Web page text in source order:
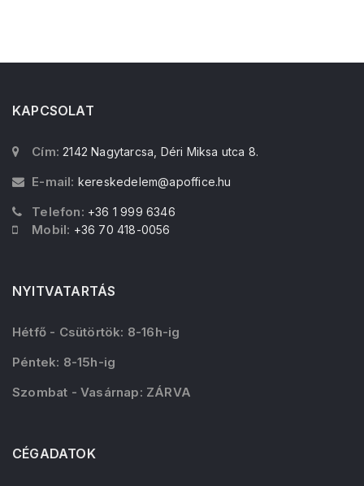
KAPCSOLAT
Cím: 2142 Nagytarcsa, Déri Miksa utca 8.
E-mail: kereskedelem@apoffice.hu
Telefon: +36 1 999 6346
Mobil: +36 70 418-0056
NYITVATARTÁS
Hétfő - Csütörtök: 8-16h-ig
Péntek: 8-15h-ig
Szombat - Vasárnap: ZÁRVA
CÉGADATOK